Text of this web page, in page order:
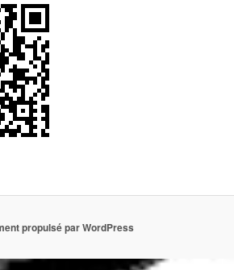
propulsé par WordPress